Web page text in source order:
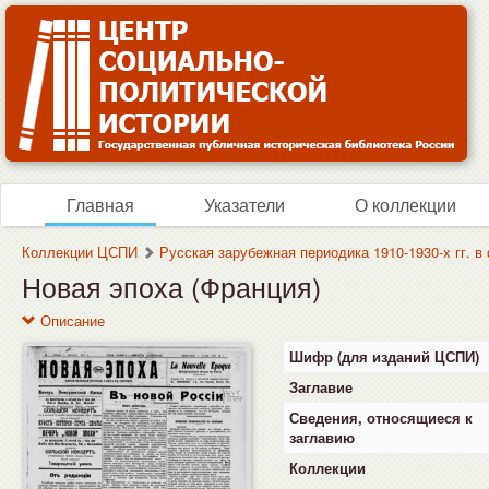
Главная Указатели О коллекции
Коллекции ЦСПИ Русская зарубежная периодика 1910-1930-х
Новая эпоха (Франция)
Описание
Шифр (для изданий ЦСПИ)
Заглавие
Сведения, относящиеся к
заглавию
Коллекции